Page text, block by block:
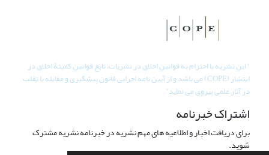
"این نشریه با احترام به قوانین اخلاق در نشریات، تابع قوانین کمیتۀ اخلاق در
انتشار (COPE) می باشد و از آیین نامه اجرایی قانون پیشگیری و مقابله با تقلب
در آثار علمی پیروی می نماید".
اشتراک خبرنامه
برای دریافت اخبار و اطلاعیه های مهم نشریه در خبرنامه نشریه مشترک
شوید.